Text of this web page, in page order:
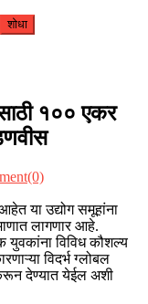
१०० एकर
या उद्योग समूहांना
लागणार आहे.
युवकांना विविध कौशल्य
विदर्भ ग्लोबल
देण्यात येईल अशी